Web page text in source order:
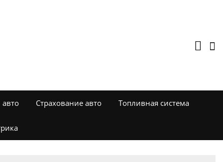
Страхование авто Топливная система